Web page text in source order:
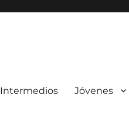
Intermedios Jóvenes